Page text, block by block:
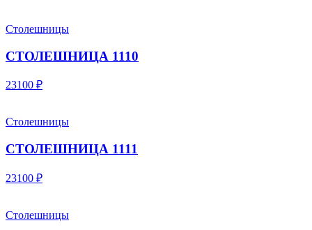
Столешницы
СТОЛЕШНИЦА 1110
23100 ₽
Столешницы
СТОЛЕШНИЦА 1111
23100 ₽
Столешницы